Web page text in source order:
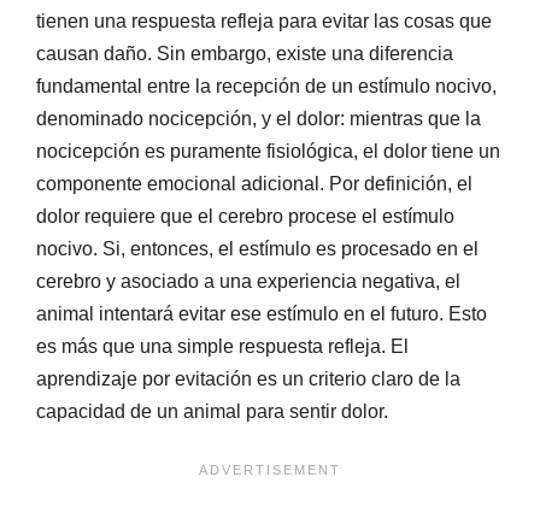
tienen una respuesta refleja para evitar las cosas que
causan daño. Sin embargo, existe una diferencia
fundamental entre la recepción de un estímulo nocivo,
denominado nocicepción, y el dolor: mientras que la
nocicepción es puramente fisiológica, el dolor tiene un
componente emocional adicional. Por definición, el
dolor requiere que el cerebro procese el estímulo
nocivo. Si, entonces, el estímulo es procesado en el
cerebro y asociado a una experiencia negativa, el
animal intentará evitar ese estímulo en el futuro. Esto
es más que una simple respuesta refleja. El
aprendizaje por evitación es un criterio claro de la
capacidad de un animal para sentir dolor.